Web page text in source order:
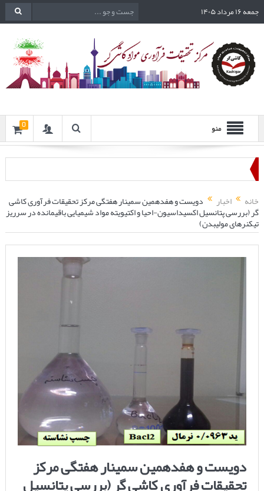
جمعه ۱۶ مرداد ۱۴۰۵
منو 0
خانه اخبار دویست و هفدهمین سمینار هفتگی مرکز تحقیقات فرآوری کاشی
گر (بررسی پتانسیل اکسیداسیون-احیا و اکتیویته مواد شیمیایی باقیمانده در سرریز
تیکنرهای مولیبدن)
دویست و هفدهمین سمینار هفتگی مرکز
تحقیقات فرآوری کاشی گر (بررسی پتانسیل